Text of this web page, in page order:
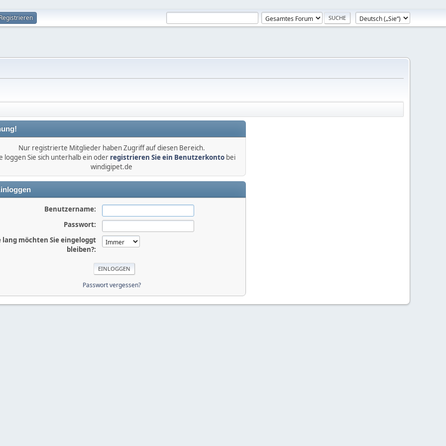
Nur registrierte Mitglieder haben Zugriff auf diesen Bereich.
loggen Sie sich unterhalb ein oder registrieren Sie ein Benutzerkontobei
windigipet.de
Benutzername:
Passwort:
lang möchten Sie eingeloggt
bleiben?:
Passwort vergessen?